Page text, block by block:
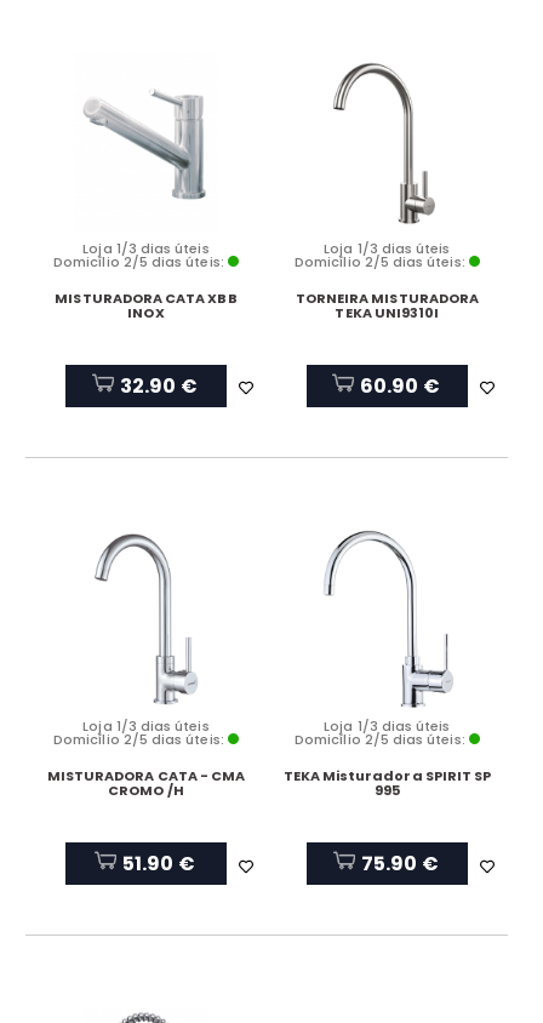
Loja 1/3 dias úteis
Domicílio 2/5 dias úteis:
MISTURADORA CATA XBB
INOX
32.90 €
Loja 1/3 dias úteis
Domicílio 2/5 dias úteis:
TORNEIRA MISTURADORA
TEKA UNI9310I
60.90 €
Loja 1/3 dias úteis
Domicílio 2/5 dias úteis:
MISTURADORA CATA - CMA
CROMO /H
51.90 €
Loja 1/3 dias úteis
Domicílio 2/5 dias úteis:
TEKA Misturadora SPIRIT SP
995
75.90 €